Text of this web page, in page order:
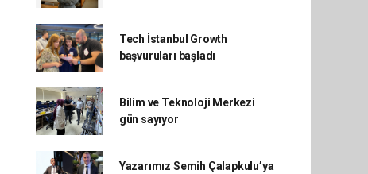
Tech İstanbul Growth
başvuruları başladı
Bilim ve Teknoloji Merkezi
gün sayıyor
Yazarımız Semih Çalapkulu’ya